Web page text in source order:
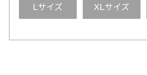
Lサイズ XLサイズ